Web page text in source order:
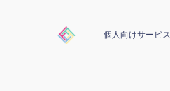
個人向けサービス